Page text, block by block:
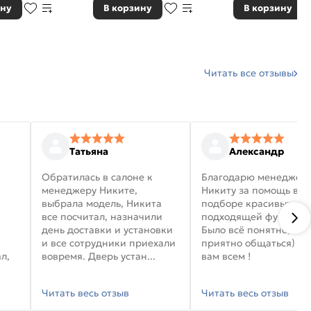
В корзину В корзину
Читать все отзывы
Татьяна
Обратилась в салоне к
менеджеру Никите,
выбрала модель, Никита
все посчитал, назначили
день доставки и установки
и все сотрудники приехали
вовремя. Дверь устан...
Читать весь отзыв
Александр
Благодарю
Никиту за помощь в
подборе красивых
подходящей
Было всё понятно, и
приятно общаться)
вам всем !
Читать весь отзыв